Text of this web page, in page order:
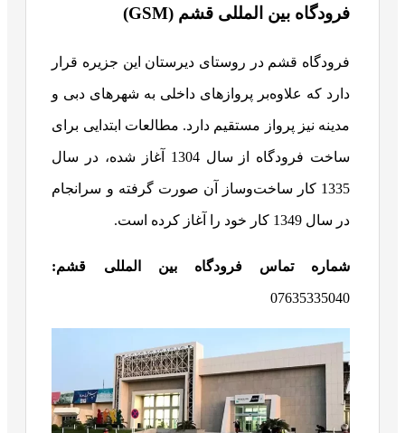
فرودگاه بین المللی قشم (GSM)
فرودگاه قشم در روستای دیرستان این جزیره قرار
دارد که علاوه‌بر پروازهای داخلی به شهرهای دبی و
مدینه نیز پرواز مستقیم دارد. مطالعات ابتدایی برای
ساخت فرودگاه از سال 1304 آغاز شده، در سال
1335 کار ساخت‌وساز آن صورت گرفته و سرانجام
در سال 1349 کار خود را آغاز کرده است.
شماره تماس فرودگاه بین المللی قشم:
07635335040